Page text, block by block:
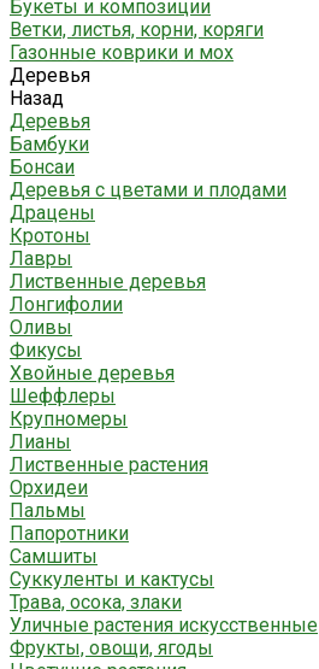
Букеты и композиции
Ветки, листья, корни, коряги
Газонные коврики и мох
Деревья
Назад
Деревья
Бамбуки
Бонсаи
Деревья с цветами и плодами
Драцены
Кротоны
Лавры
Лиственные деревья
Лонгифолии
Оливы
Фикусы
Хвойные деревья
Шеффлеры
Крупномеры
Лианы
Лиственные растения
Орхидеи
Пальмы
Папоротники
Самшиты
Суккуленты и кактусы
Трава, осока, злаки
Уличные растения искусственные
Фрукты, овощи, ягоды